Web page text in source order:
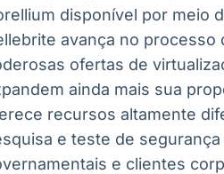
disponível por meio
avança no processo
ofertas de
ainda mais sua
recursos altamente
e teste de
e clientes